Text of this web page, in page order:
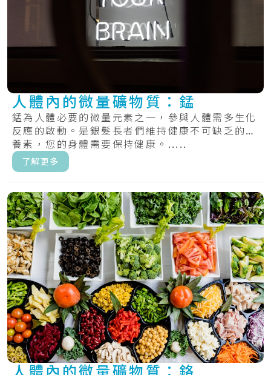
人體內的微量礦物質：錳
錳為人體必要的微量元素之一，參與人體需多生化
反應的啟動。是銀髮長者們維持健康不可缺乏的營
養素，您的身體需要保持健康。.....
了解更多